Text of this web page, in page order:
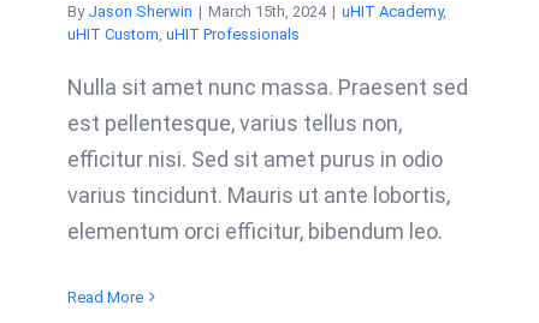
By Jason Sherwin | March 15th, 2024 | uHIT Academy,
uHIT Custom uHIT Professionals
Nulla sit amet nunc massa. Praesent sed
est pellentesque, varius tellus non,
efficitur nisi. Sed sit amet purus in odio
varius tincidunt. Mauris ut ante lobortis,
elementum orci efficitur, bibendum leo.
Read More